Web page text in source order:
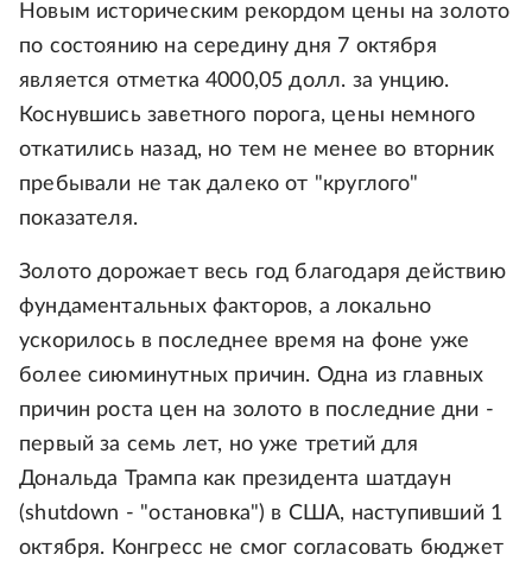
Новым историческим рекордом цены на золото
по состоянию на середину дня 7 октября
является отметка 4000,05 долл. за унцию.
Коснувшись заветного порога, цены немного
откатились назад, но тем не менее во вторник
пребывали не так далеко от "круглого"
показателя.
Золото дорожает весь год благодаря действию
фундаментальных факторов, а локально
ускорилось в последнее время на фоне уже
более сиюминутных причин. Одна из главных
причин роста цен на золото в последние дни -
первый за семь лет, но уже третий для
Дональда Трампа как президента шатдаун
(shutdown - "остановка") в США, наступивший 1
октября. Конгресс не смог согласовать бюджет